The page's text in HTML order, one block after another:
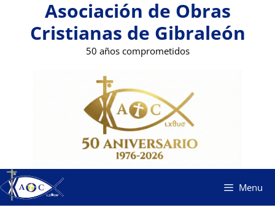
contenido
Asociación de Obras
Cristianas de Gibraleón
50 años comprometidos
Menu